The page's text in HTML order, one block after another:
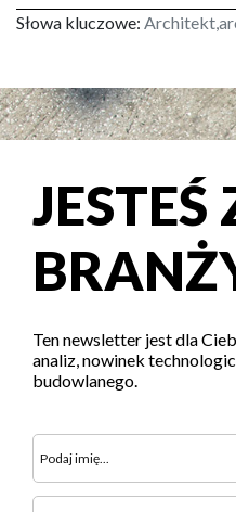
Słowa kluczowe:
JESTEŚ
Ten newsletter jest dla
analiz, nowinek
budowlanego.